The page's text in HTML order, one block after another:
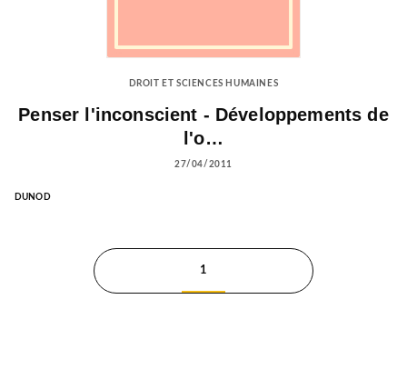
DROIT ET SCIENCES HUMAINES
Penser l'inconscient - Développements de
l'o…
27/04/2011
DUNOD
1